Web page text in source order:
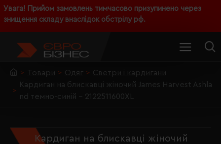
Увага! Прийом замовлень тимчасово призупинено через
знищення складу внаслідок обстрілу рф.
Товари Одяг
Светри і кардигани
Кардиган на блискавці жіночий James Harvest Ashla
nd темно-синій - 2122511600XL
Кардиган на блискавці жіночий